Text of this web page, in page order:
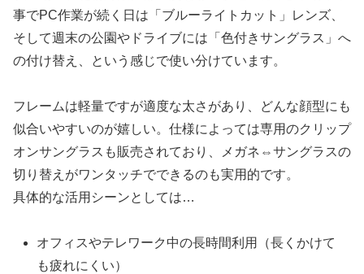
事でPC作業が続く日は「ブルーライトカット」レンズ、
そして週末の公園やドライブには「色付きサングラス」へ
の付け替え、という感じで使い分けています。
フレームは軽量ですが適度な太さがあり、どんな顔型にも
似合いやすいのが嬉しい。仕様によっては専用のクリップ
オンサングラスも販売されており、メガネ⇔サングラスの
切り替えがワンタッチでできるのも実用的です。
具体的な活用シーンとしては…
オフィスやテレワーク中の長時間利用（長くかけて
も疲れにくい）